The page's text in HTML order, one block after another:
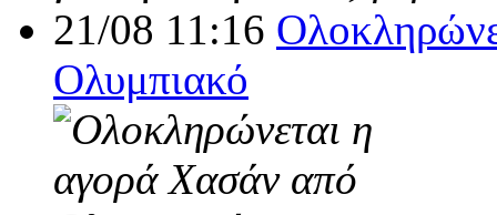
21/08 11:16
Ολυμπιακό